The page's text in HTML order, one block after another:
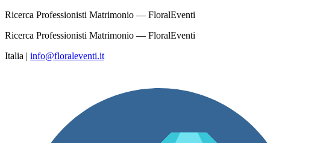
Ricerca Professionisti Matrimonio — FloralEventi
Ricerca Professionisti Matrimonio — FloralEventi
Italia | info@floraleventi.it